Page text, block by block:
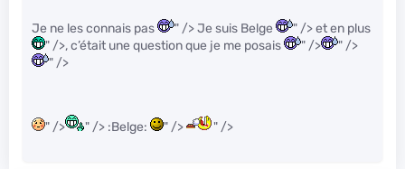
Je ne les connais pas " /> Je suis Belge
" /> et en plus
" />, c’était une question que je me posais
" />
" />
" />
" /> " /> :Belge: " /> " />